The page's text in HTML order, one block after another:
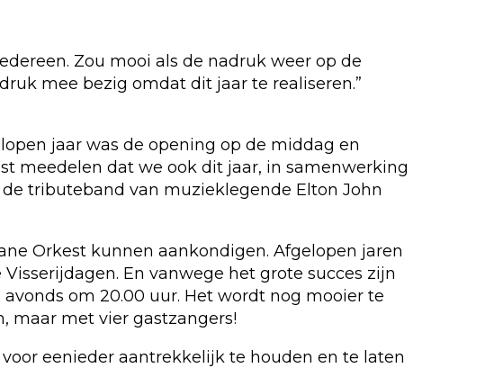
Zou mooi als de nadruk weer op de
mee bezig omdat dit jaar te realiseren.”
jaar was de opening op de middag en
meedelen dat we ook dit jaar, in samenwerking
tributeband van muzieklegende Elton John
Orkest kunnen aankondigen. Afgelopen jaren
En vanwege het grote succes zijn
om 20.00 uur. Het wordt nog mooier te
maar met vier gastzangers!
eenieder aantrekkelijk te houden en te laten